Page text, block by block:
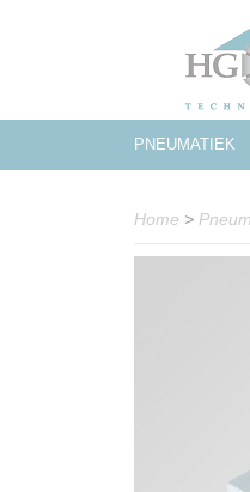
PNEUMATIEK
Home >